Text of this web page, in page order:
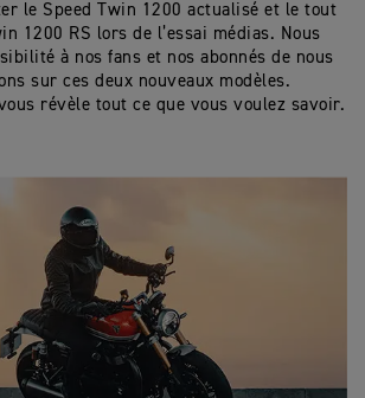
le Speed Twin 1200 actualisé et le tout
1200 RS lors de l’essai médias. Nous
à nos fans et nos abonnés de nous
sur ces deux nouveaux modèles.
révèle tout ce que vous voulez savoir.